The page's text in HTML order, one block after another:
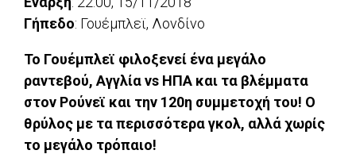
Γήπεδο: Γουέμπλεϊ, Λονδίνο
To Γουέμπλεϊ φιλοξενεί ένα μεγάλο
ραντεβού, Αγγλία vs ΗΠΑ και τα βλέμματα
στον Ρούνεϊ και την 120η συμμετοχή του! Ο
θρύλος με τα περισσότερα γκολ, αλλά χωρίς
το μεγάλο τρόπαιο!